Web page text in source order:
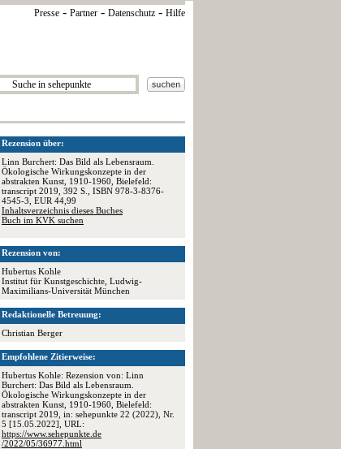
Presse - Partner - Datenschutz - Hilfe
Rezension über:
Linn Burchert: Das Bild als Lebensraum.
Ökologische Wirkungskonzepte in der
abstrakten Kunst, 1910-1960, Bielefeld:
transcript 2019, 392 S., ISBN 978-3-8376-
4545-3, EUR 44,99
Inhaltsverzeichnis dieses Buches
Buch im KVK suchen
Rezension von:
Hubertus Kohle
Institut für Kunstgeschichte, Ludwig-
Maximilians-Universität München
Redaktionelle Betreuung:
Christian Berger
Empfohlene Zitierweise:
Hubertus Kohle: Rezension von: Linn
Burchert: Das Bild als Lebensraum.
Ökologische Wirkungskonzepte in der
abstrakten Kunst, 1910-1960, Bielefeld:
transcript 2019, in: sehepunkte 22 (2022), Nr.
5 [15.05.2022], URL:
https://www.sehepunkte.de
/2022/05/36977.html